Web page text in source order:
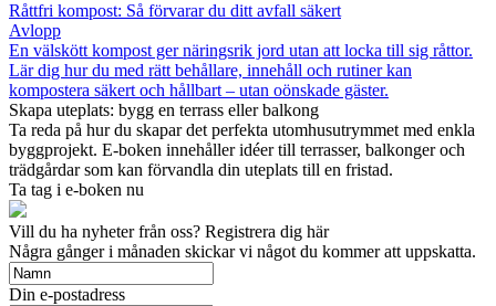
Råttfri kompost: Så förvarar du ditt avfall säkert
Avlopp
En välskött kompost ger näringsrik jord utan att locka till sig råttor.
Lär dig hur du med rätt behållare, innehåll och rutiner kan
kompostera säkert och hållbart – utan oönskade gäster.
Skapa uteplats: bygg en terrass eller balkong
Ta reda på hur du skapar det perfekta utomhusutrymmet med enkla
byggprojekt. E-boken innehåller idéer till terrasser, balkonger och
trädgårdar som kan förvandla din uteplats till en fristad.
Ta tag i e-boken nu
Vill du ha nyheter från oss? Registrera dig här
Några gånger i månaden skickar vi något du kommer att uppskatta.
Din e-postadress